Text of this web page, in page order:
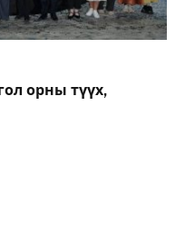
орны түүх,